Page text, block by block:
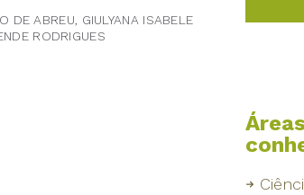
DE ABREU, GIULYANA ISABELE
RODRIGUES